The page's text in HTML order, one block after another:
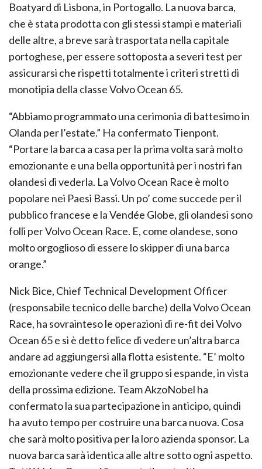
Boatyard di Lisbona, in Portogallo. La nuova barca,
che è stata prodotta con gli stessi stampi e materiali
delle altre, a breve sarà trasportata nella capitale
portoghese, per essere sottoposta a severi test per
assicurarsi che rispetti totalmente i criteri stretti di
monotipia della classe Volvo Ocean 65.
“Abbiamo programmato una cerimonia di battesimo in
Olanda per l’estate.” Ha confermato Tienpont.
“Portare la barca a casa per la prima volta sarà molto
emozionante e una bella opportunità per i nostri fan
olandesi di vederla. La Volvo Ocean Race è molto
popolare nei Paesi Bassi. Un po’ come succede per il
pubblico francese e la Vendée Globe, gli olandesi sono
folli per Volvo Ocean Race. E, come olandese, sono
molto orgoglioso di essere lo skipper di una barca
orange.”
Nick Bice, Chief Technical Development Officer
(responsabile tecnico delle barche) della Volvo Ocean
Race, ha sovrainteso le operazioni di re-fit dei Volvo
Ocean 65 e si è detto felice di vedere un’altra barca
andare ad aggiungersi alla flotta esistente. “E’ molto
emozionante vedere che il gruppo si espande, in vista
della prossima edizione. Team AkzoNobel ha
confermato la sua partecipazione in anticipo, quindi
ha avuto tempo per costruire una barca nuova. Cosa
che sarà molto positiva per la loro azienda sponsor. La
nuova barca sarà identica alle altre sotto ogni aspetto.